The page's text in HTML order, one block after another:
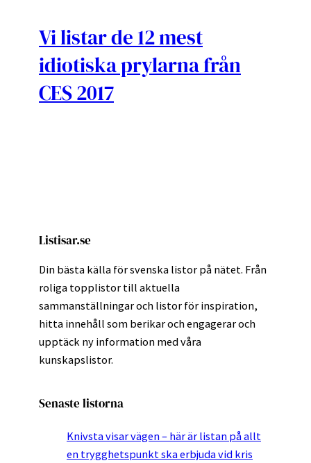
Vi listar de 12 mest
idiotiska prylarna från
CES 2017
Listisar.se
Din bästa källa för svenska listor på nätet. Från
roliga topplistor till aktuella
sammanställningar och listor för inspiration,
hitta innehåll som berikar och engagerar och
upptäck ny information med våra
kunskapslistor.
Senaste listorna
Knivsta visar vägen – här är listan på allt
en trygghetspunkt ska erbjuda vid kris